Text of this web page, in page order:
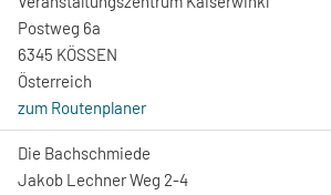
Postweg 6a
6345 KÖSSEN
Österreich
zum Routenplaner
Die Bachschmiede
Jakob Lechner Weg 2-4